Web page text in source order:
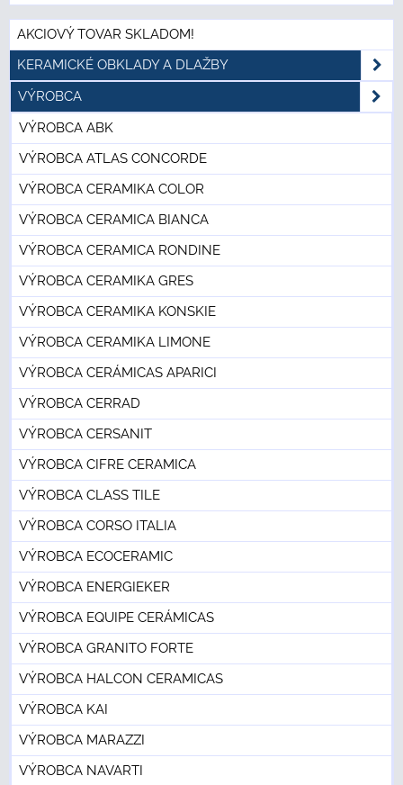
AKCIOVÝ TOVAR SKLADOM!
KERAMICKÉ OBKLADY A DLAŽBY
VÝROBCA
VÝROBCA ABK
VÝROBCA ATLAS CONCORDE
VÝROBCA CERAMIKA COLOR
VÝROBCA CERAMICA BIANCA
VÝROBCA CERAMICA RONDINE
VÝROBCA CERAMIKA GRES
VÝROBCA CERAMIKA KONSKIE
VÝROBCA CERAMIKA LIMONE
VÝROBCA CERÁMICAS APARICI
VÝROBCA CERRAD
VÝROBCA CERSANIT
VÝROBCA CIFRE CERAMICA
VÝROBCA CLASS TILE
VÝROBCA CORSO ITALIA
VÝROBCA ECOCERAMIC
VÝROBCA ENERGIEKER
VÝROBCA EQUIPE CERÁMICAS
VÝROBCA GRANITO FORTE
VÝROBCA HALCON CERAMICAS
VÝROBCA KAI
VÝROBCA MARAZZI
VÝROBCA NAVARTI